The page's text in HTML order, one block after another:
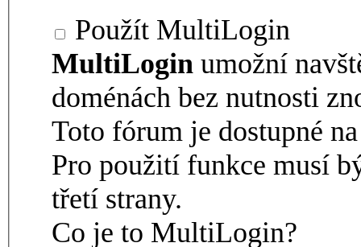
Použít MultiLogin
MultiLogin umožní
doménách bez nutnosti
Toto fórum je dostupné
Pro použití funkce musí
třetí strany.
Co je to MultiLogin?